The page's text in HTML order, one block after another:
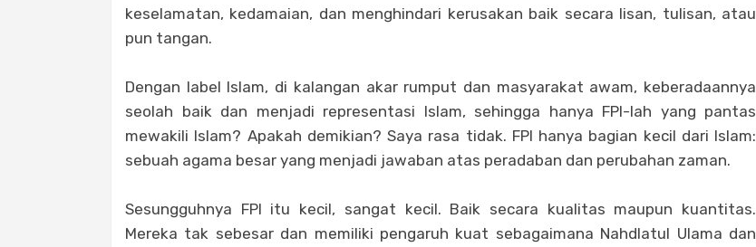
keselamatan, kedamaian, dan menghindari kerusakan baik secara lisan, tulisan, atau
pun tangan.
Dengan label Islam, di kalangan akar rumput dan masyarakat awam, keberadaannya
seolah baik dan menjadi representasi Islam, sehingga hanya FPI-lah yang pantas
mewakili Islam? Apakah demikian? Saya rasa tidak. FPI hanya bagian kecil dari Islam:
sebuah agama besar yang menjadi jawaban atas peradaban dan perubahan zaman.
Sesungguhnya FPI itu kecil, sangat kecil. Baik secara kualitas maupun kuantitas.
Mereka tak sebesar dan memiliki pengaruh kuat sebagaimana Nahdlatul Ulama dan